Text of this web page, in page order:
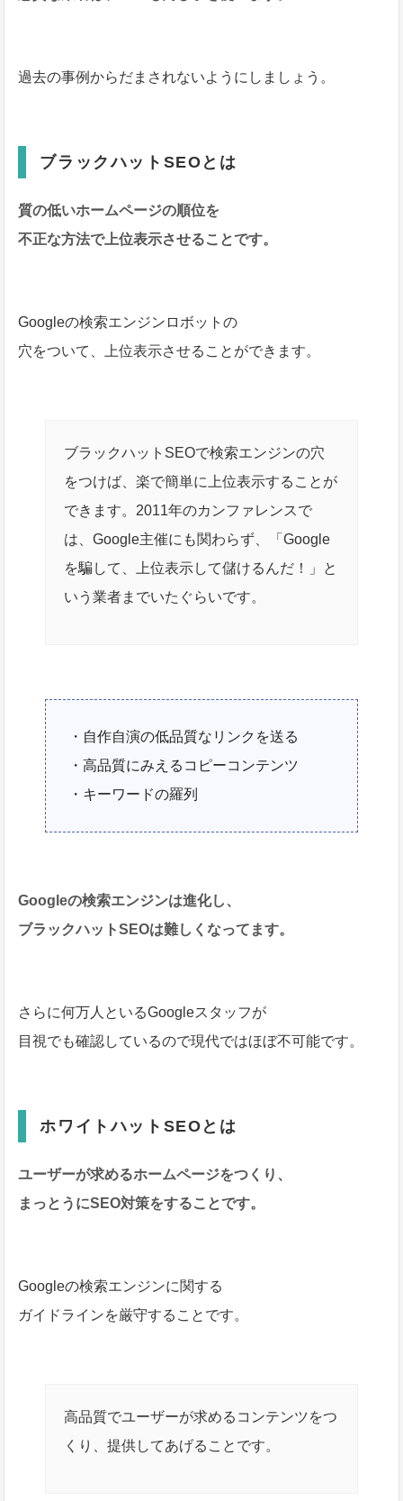
過去の事例からだまされないようにしましょう。
ブラックハットSEOとは
質の低いホームページの順位を
不正な方法で上位表示させることです。
Googleの検索エンジンロボットの
穴をついて、上位表示させることができます。
ブラックハットSEOで検索エンジンの穴
をつけば、楽で簡単に上位表示することが
できます。2011年のカンファレンスで
は、Google主催にも関わらず、「Google
を騙して、上位表示して儲けるんだ！」と
いう業者までいたぐらいです。
・自作自演の低品質なリンクを送る
・高品質にみえるコピーコンテンツ
・キーワードの羅列
Googleの検索エンジンは進化し、
ブラックハットSEOは難しくなってます。
さらに何万人といるGoogleスタッフが
目視でも確認しているので現代ではほぼ不可能です。
ホワイトハットSEOとは
ユーザーが求めるホームページをつくり、
まっとうにSEO対策をすることです。
Googleの検索エンジンに関する
ガイドラインを厳守することです。
高品質でユーザーが求めるコンテンツをつ
くり、提供してあげることです。